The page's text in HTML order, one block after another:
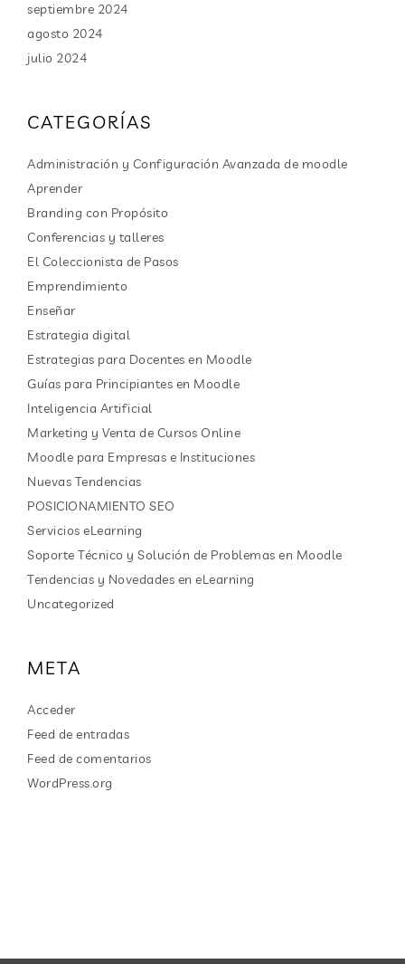
septiembre 2024
agosto 2024
julio 2024
CATEGORÍAS
Administración y Configuración Avanzada de moodle
Aprender
Branding con Propósito
Conferencias y talleres
El Coleccionista de Pasos
Emprendimiento
Enseñar
Estrategia digital
Estrategias para Docentes en Moodle
Guías para Principiantes en Moodle
Inteligencia Artificial
Marketing y Venta de Cursos Online
Moodle para Empresas e Instituciones
Nuevas Tendencias
POSICIONAMIENTO SEO
Servicios eLearning
Soporte Técnico y Solución de Problemas en Moodle
Tendencias y Novedades en eLearning
Uncategorized
META
Acceder
Feed de entradas
Feed de comentarios
WordPress.org